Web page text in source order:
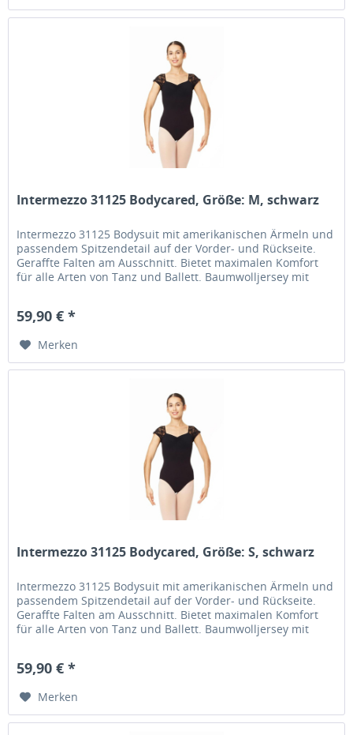
Intermezzo 31125 Bodycared, Größe: M, schwarz
Intermezzo 31125 Bodysuit mit amerikanischen Ärmeln und
passendem Spitzendetail auf der Vorder- und Rückseite.
Geraffte Falten am Ausschnitt. Bietet maximalen Komfort
für alle Arten von Tanz und Ballett. Baumwolljersey mit
59,90 € *
Merken
Intermezzo 31125 Bodycared, Größe: S, schwarz
Intermezzo 31125 Bodysuit mit amerikanischen Ärmeln und
passendem Spitzendetail auf der Vorder- und Rückseite.
Geraffte Falten am Ausschnitt. Bietet maximalen Komfort
für alle Arten von Tanz und Ballett. Baumwolljersey mit
59,90 € *
Merken